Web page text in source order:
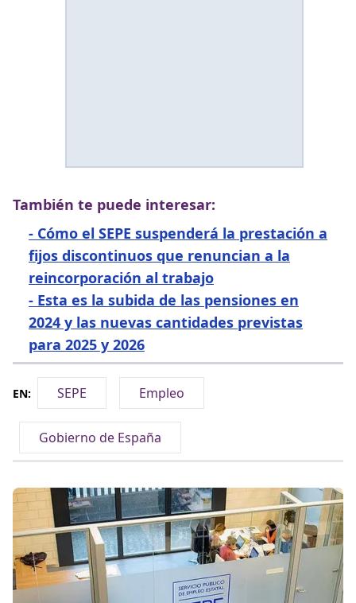
También te puede interesar:
- Cómo el SEPE suspenderá la prestación a
fijos discontinuos que renuncian a la
reincorporación al trabajo
- Esta es la subida de las pensiones en
2024 y las nuevas cantidades previstas
para 2025 y 2026
EN: SEPE Empleo
Gobierno de España